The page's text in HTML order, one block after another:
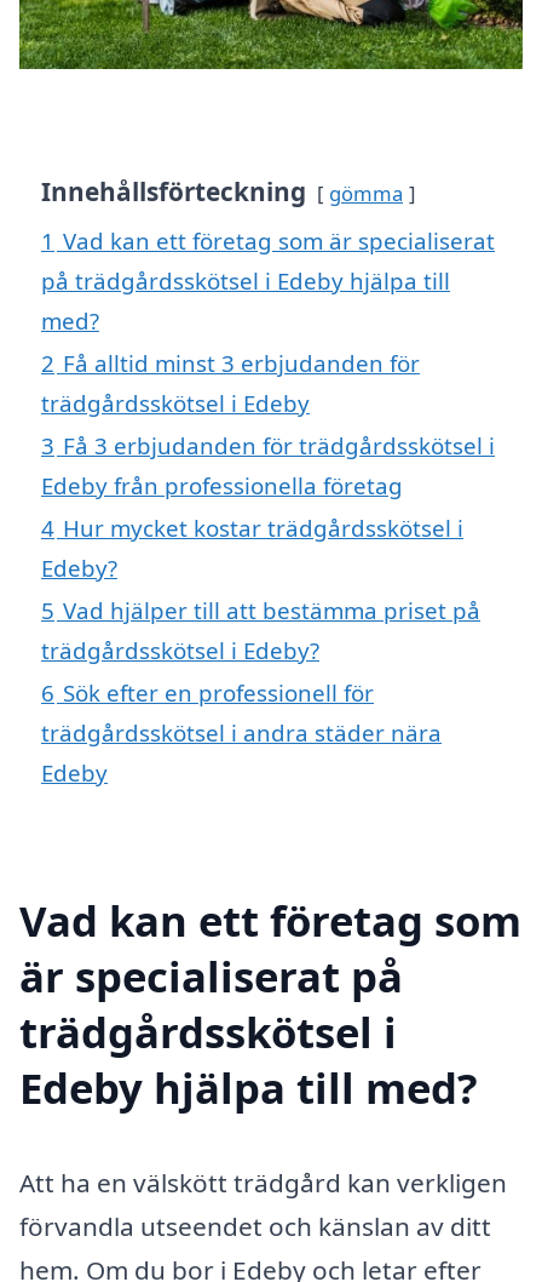
Innehållsförteckning gömma
1 Vad kan ett företag som är specialiserat
på trädgårdsskötsel i Edeby hjälpa till
med?
2 Få alltid minst 3 erbjudanden för
trädgårdsskötsel i Edeby
3 Få 3 erbjudanden för trädgårdsskötsel i
Edeby från professionella företag
4 Hur mycket kostar trädgårdsskötsel i
Edeby?
5 Vad hjälper till att bestämma priset på
trädgårdsskötsel i Edeby?
6 Sök efter en professionell för
trädgårdsskötsel i andra städer nära
Edeby
Vad kan ett företag som
är specialiserat på
trädgårdsskötsel i
Edeby hjälpa till med?
Att ha en välskött trädgård kan verkligen
förvandla utseendet och känslan av ditt
hem. Om du bor i Edeby och letar efter